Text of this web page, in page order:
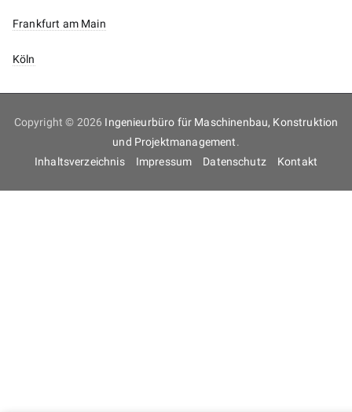
Frankfurt am Main
Köln
Copyright © 2026 Ingenieurbüro für Maschinenbau, Konstruktion
und Projektmanagement.
Inhaltsverzeichnis
Impressum Datenschutz Kontakt